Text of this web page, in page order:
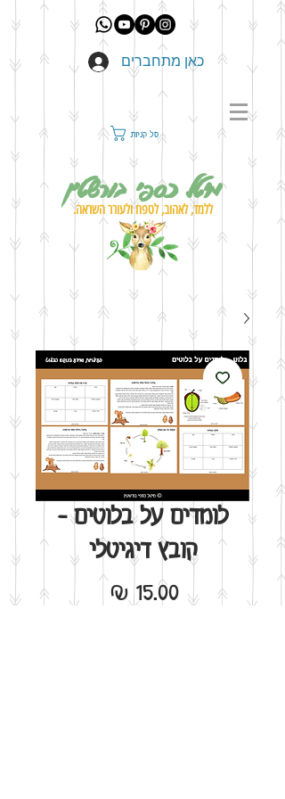
כאן מתחברים
סל קניות
מיטל כספי בורשטין
ללמד, לאהוב, לטפח ולעורר השראה.
לומדים על בלוטים -
קובץ דיגיטלי
מחיר